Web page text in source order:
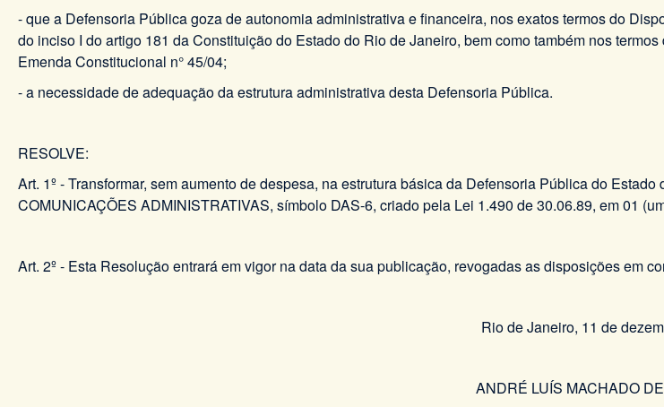
- que a Defensoria Pública goza de autonomia administrativa e financeira, nos exatos termos do
do inciso I do artigo 181 da Constituição do Estado do Rio de Janeiro, bem como também nos
Emenda Constitucional n° 45/04;
- a necessidade de adequação da estrutura administrativa desta Defensoria Pública.
RESOLVE:
Art. 1º - Transformar, sem aumento de despesa, na estrutura básica da Defensoria Pública do
COMUNICAÇÕES ADMINISTRATIVAS, símbolo DAS-6, criado pela Lei 1.490 de 30.06.89, em 01
Art. 2º - Esta Resolução entrará em vigor na data da sua publicação, revogadas as disposições em
Rio de Janeiro, 11 de
ANDRÉ LUÍS MACHADO